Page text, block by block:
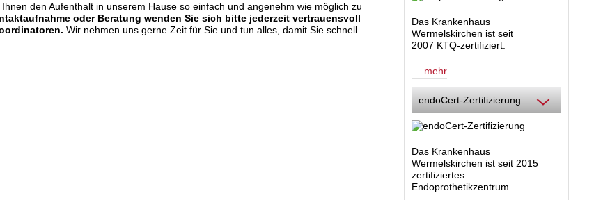
den Aufenthalt in unserem Hause so einfach und angenehm wie möglich zu
oder Beratung wenden Sie sich bitte jederzeit vertrauensvoll
Wir nehmen uns gerne Zeit für Sie und tun alles, damit Sie schnell
Das Krankenhaus
Wermelskirchen ist seit
2007 KTQ-zertifiziert.
mehr
endoCert-Zertifizierung
Das Krankenhaus
Wermelskirchen ist seit 2015
zertifiziertes
Endoprothetikzentrum.